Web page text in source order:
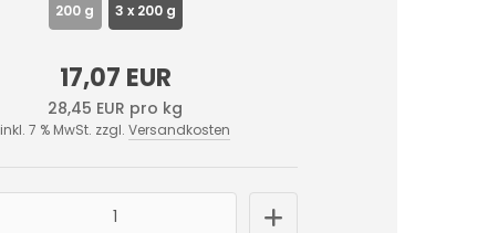
200 g
3 x 200 g
17,07 EUR
28,45 EUR pro kg
inkl. 7 % MwSt. zzgl. Versandkosten